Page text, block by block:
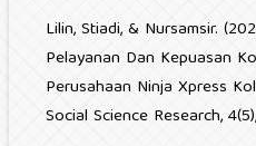
Lilin, Stiadi, & Nursamsir.
Pelayanan Dan Kepuasan
Perusahaan Ninja Xpress
Social Science Research,